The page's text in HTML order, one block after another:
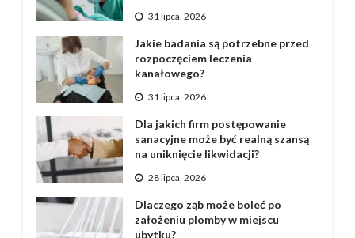
31 lipca, 2026
Jakie badania są potrzebne przed
rozpoczęciem leczenia
kanałowego?
31 lipca, 2026
Dla jakich firm postępowanie
sanacyjne może być realną szansą
na uniknięcie likwidacji?
28 lipca, 2026
Dlaczego ząb może boleć po
założeniu plomby w miejscu
ubytku?